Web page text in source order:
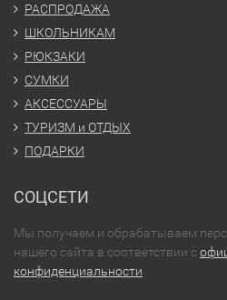
РАСПРОДАЖА
ШКОЛЬНИКАМ
РЮКЗАКИ
СУМКИ
АКСЕССУАРЫ
ТУРИЗМ и ОТДЫХ
ПОДАРКИ
СОЦСЕТИ
Мы получаем и обрабатываем
нашего сайта в соответствии с
конфиденциальности